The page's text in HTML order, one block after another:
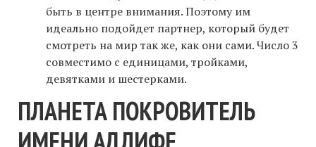
быть в центре внимания. Поэтому им
идеально подойдет партнер, который будет
смотреть на мир так же, как они сами. Число 3
совместимо с единицами, тройками,
девятками и шестерками.
ПЛАНЕТА ПОКРОВИТЕЛЬ